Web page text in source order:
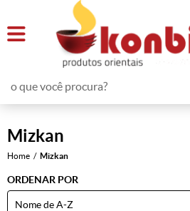
Mizkan
Home Mizkan
ORDENAR POR
Nome de A-Z